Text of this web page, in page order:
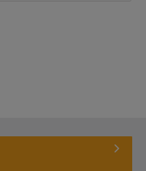
"A doua ...